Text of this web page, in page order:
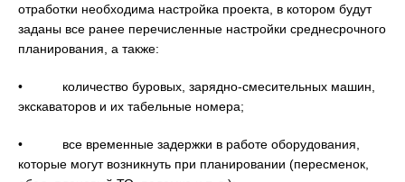
отработки необходима настройка проекта, в котором будут
заданы все ранее перечисленные настройки среднесрочного
планирования, а также:
• количество буровых, зарядно-смесительных машин,
экскаваторов и их табельные номера;
• все временные задержки в работе оборудования,
которые могут возникнуть при планировании (пересменок,